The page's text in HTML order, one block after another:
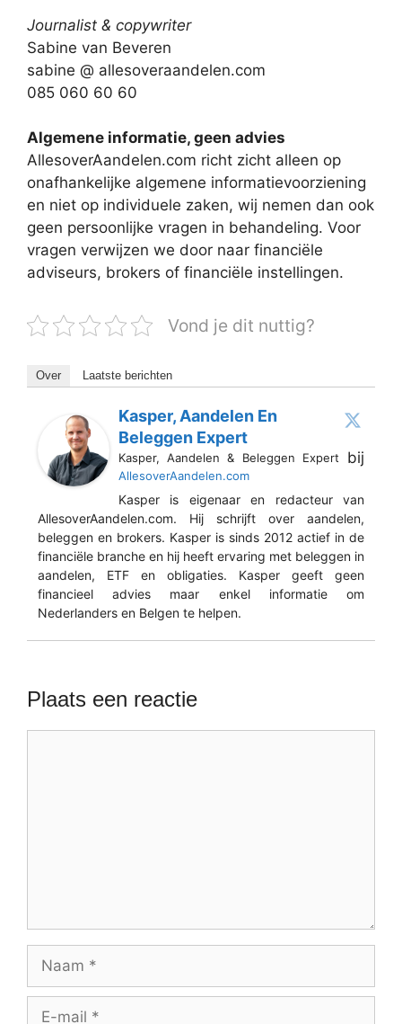
Journalist & copywriter
Sabine van Beveren
sabine @ allesoveraandelen.com
085 060 60 60
Algemene informatie, geen advies
AllesoverAandelen.com richt zicht alleen op
onafhankelijke algemene informatievoorziening
en niet op individuele zaken, wij nemen dan ook
geen persoonlijke vragen in behandeling. Voor
vragen verwijzen we door naar financiële
adviseurs, brokers of financiële instellingen.
Vond je dit nuttig?
Over Laatste berichten
Kasper, Aandelen En
Beleggen Expert
Kasper, Aandelen & Beleggen Expert bij
AllesoverAandelen.com
Kasper is eigenaar en redacteur van
AllesoverAandelen.com. Hij schrijft over aandelen,
beleggen en brokers. Kasper is sinds 2012 actief in de
financiële branche en hij heeft ervaring met beleggen in
aandelen, ETF en obligaties. Kasper geeft geen
financieel advies maar enkel informatie om
Nederlanders en Belgen te helpen.
Plaats een reactie